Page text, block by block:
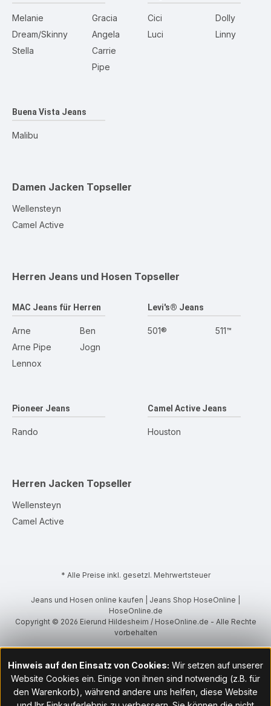
Melanie
Dream/Skinny
Stella
Gracia
Angela
Carrie
Pipe
Cici
Luci
Dolly
Linny
Buena Vista Jeans
Malibu
Damen Jacken Topseller
Wellensteyn
Camel Active
Herren Jeans und Hosen Topseller
MAC Jeans für Herren
Arne
Arne Pipe
Lennox
Ben
Jogn
Levi's® Jeans
501® 511™
Pioneer Jeans
Rando
Camel Active Jeans
Houston
Herren Jacken Topseller
Wellensteyn
Camel Active
* Alle Preise inkl. gesetzl. Mehrwertsteuer
Jeans und Hosen online kaufen | Jeans Shop HoseOnline |
HoseOnline.de
Copyright © 2026 Eierund Hildesheim / HoseOnline.de - Alle Rechte
vorbehalten
Hinweis auf den Einsatz von Cookies: Wir setzen auf unserer
Website Cookies ein. Einige von ihnen sind notwendig (z.B. für
den Warenkorb), während andere uns helfen, diese Website